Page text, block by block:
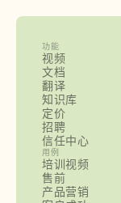
功能
视频
文档
翻译
知识库
定价
招聘
信任中心
用例
培训视频
售前
产品营销